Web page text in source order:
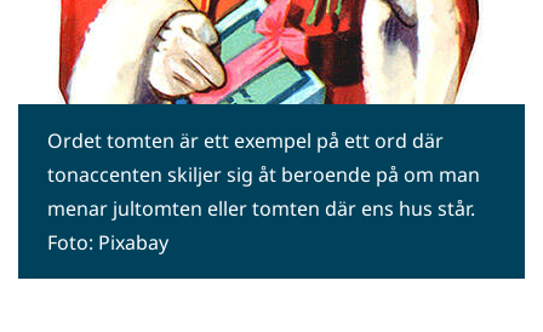
Ordet tomten är ett exempel på ett ord där
tonaccenten skiljer sig åt beroende på om man
menar jultomten eller tomten där ens hus står.
Foto: Pixabay